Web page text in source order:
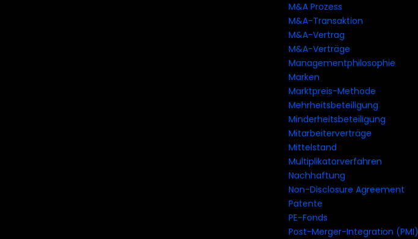
M&A Prozess
M&A-Transaktion
M&A-Vertrag
M&A-Verträge
Managementphilosophie
Marken
Marktpreis-Methode
Mehrheitsbeteiligung
Minderheitsbeteiligung
Mitarbeiterverträge
Mittelstand
Multiplikatorverfahren
Nachhaftung
Non-Disclosure Agreement
Patente
PE-Fonds
Post-Merger-Integration (PMI)